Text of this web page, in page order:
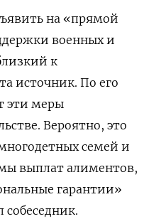
на «прямой
военных и
к
источник. По его
эти меры
Вероятно, это
семей и
выплат алиментов,
гарантии»